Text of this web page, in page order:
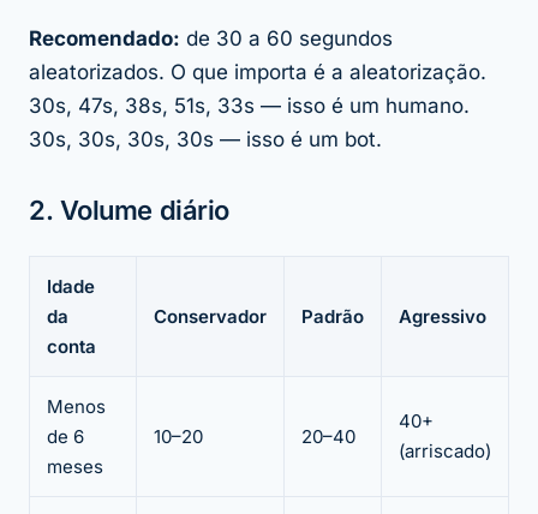
Recomendado: de 30 a 60 segundos
aleatorizados. O que importa é a aleatorização.
30s, 47s, 38s, 51s, 33s — isso é um humano.
30s, 30s, 30s, 30s — isso é um bot.
2. Volume diário
Idade
da
conta
Conservador Padrão Agressivo
Menos
de 6
meses
10–20 20–40
40+
(arriscado)